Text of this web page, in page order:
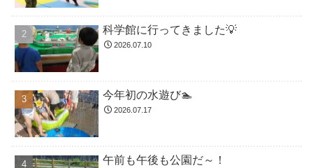
科学館に行ってきました💡
2026.07.10
今年初の水遊び🏊
2026.07.17
午前も午後も公園だ～！